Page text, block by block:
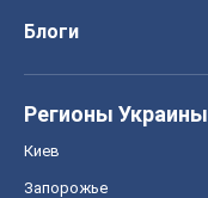
Блоги
Регионы Украины
Киев
Запорожье